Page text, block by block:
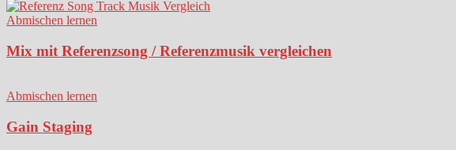
Abmischen lernen
Mix mit Referenzsong / Referenzmusik vergleichen
Abmischen lernen
Gain Staging